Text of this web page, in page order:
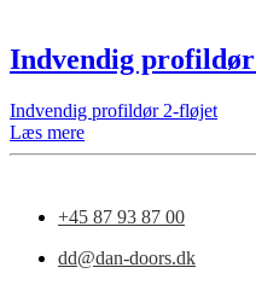
Indvendig
Indvendig profildør 2-fløjet
Læs mere
+45 87 93 87 00
dd@dan-doors.dk